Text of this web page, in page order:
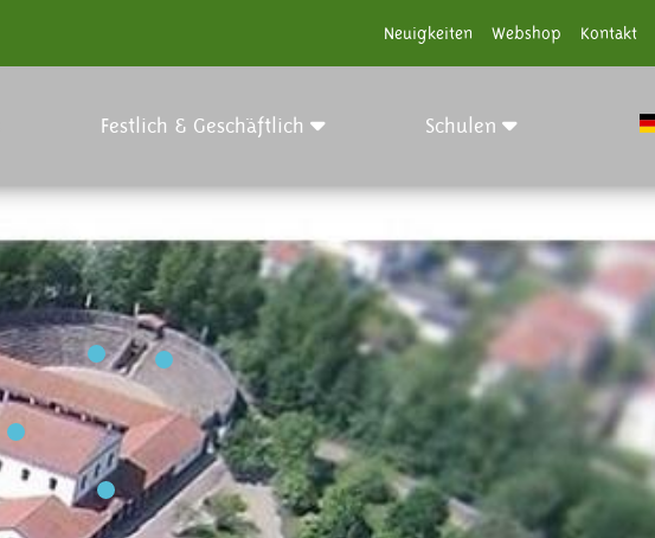
Neuigkeiten Webshop Kontakt
Festlich & Geschäftlich Schulen